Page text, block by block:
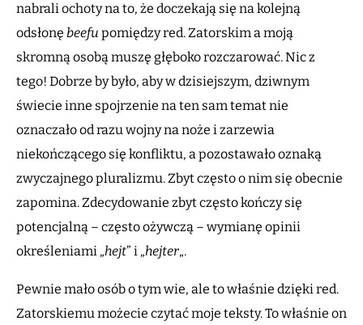
nabrali ochoty na to, że doczekają się na kolejną
odsłonę beefu pomiędzy red. Zatorskim a moją
skromną osobą muszę głęboko rozczarować. Nic z
tego! Dobrze by było, aby w dzisiejszym, dziwnym
świecie inne spojrzenie na ten sam temat nie
oznaczało od razu wojny na noże i zarzewia
niekończącego się konfliktu, a pozostawało oznaką
zwyczajnego pluralizmu. Zbyt często o nim się obecnie
zapomina. Zdecydowanie zbyt często kończy się
potencjalną – często ożywczą – wymianę opinii
określeniami „hejt” i „hejter„.
Pewnie mało osób o tym wie, ale to właśnie dzięki red.
Zatorskiemu możecie czytać moje teksty. To właśnie on